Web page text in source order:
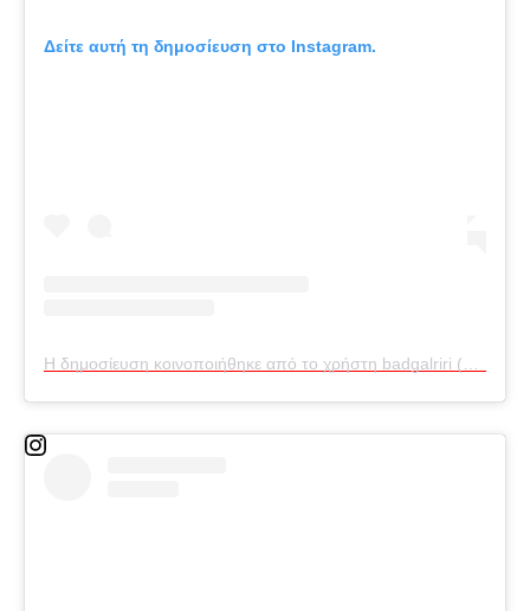
Δείτε αυτή τη δημοσίευση στο Instagram.
Η δημοσίευση κοινοποιήθηκε από το χρήστη badgalriri (@badgalriri)